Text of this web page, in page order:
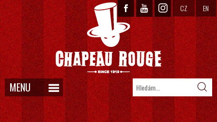
CZ EN
MENU